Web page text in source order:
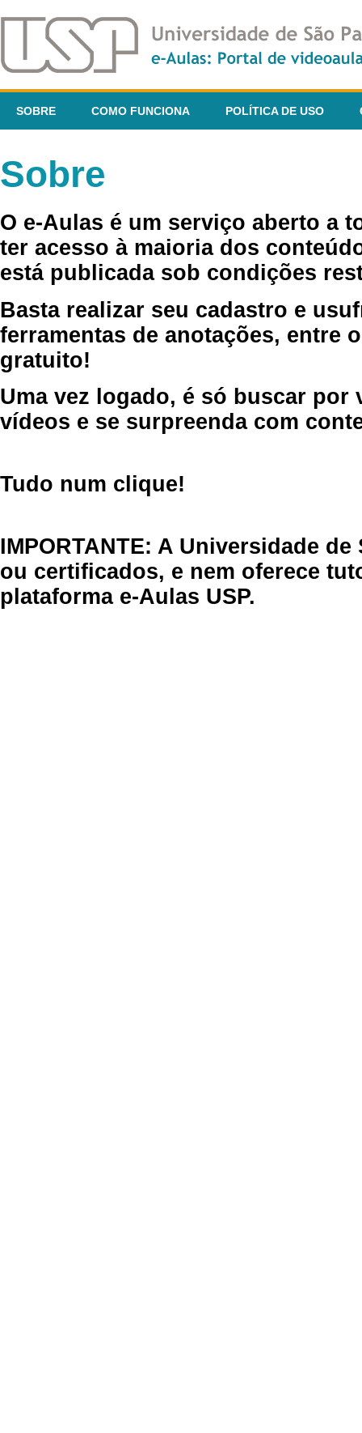
SOBRE COMO FUNCIONA POLÍTICA DE USO
Sobre
O e-Aulas é um serviço aberto a
ter acesso à maioria dos
está publicada sob condições
Basta realizar seu cadastro e
ferramentas de anotações, entre
gratuito!
Uma vez logado, é só buscar por
vídeos e se surpreenda com
Tudo num clique!
IMPORTANTE: A Universidade
ou certificados, e nem oferece
plataforma e-Aulas USP.